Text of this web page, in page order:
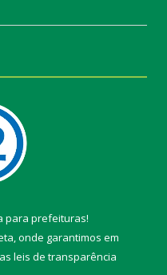
para prefeituras!
onde garantimos em
leis de transparência